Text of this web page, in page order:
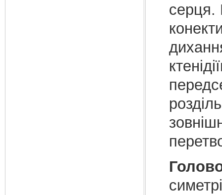
серця.